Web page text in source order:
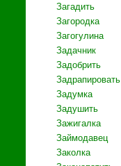
Загадить
Загородка
Загогулина
Задачник
Задобрить
Задрапировать
Задумка
Задушить
Зажигалка
Займодавец
Заколка